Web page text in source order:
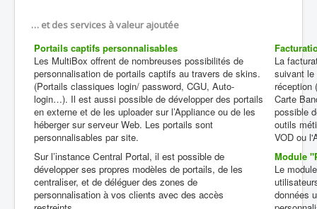
… et des services à valeur ajoutée
Portails captifs personnalisables
Les MultiBox offrent de nombreuses possibilités de
personnalisation de portails captifs au travers de skins.
(Portails classiques login/ password, CGU, Auto-
login…). Il est aussi possible de développer des portails
en externe et de les uploader sur l’Appliance ou de les
héberger sur serveur Web. Les portails sont
personnalisables par site.
Sur l’instance Central Portal, il est possible de
développer ses propres modèles de portails, de les
centraliser, et de déléguer des zones de
personnalisation à vos clients avec des accès
La
suivant
réception
Carte
possible
outils
VOD ou
Module
Le
données